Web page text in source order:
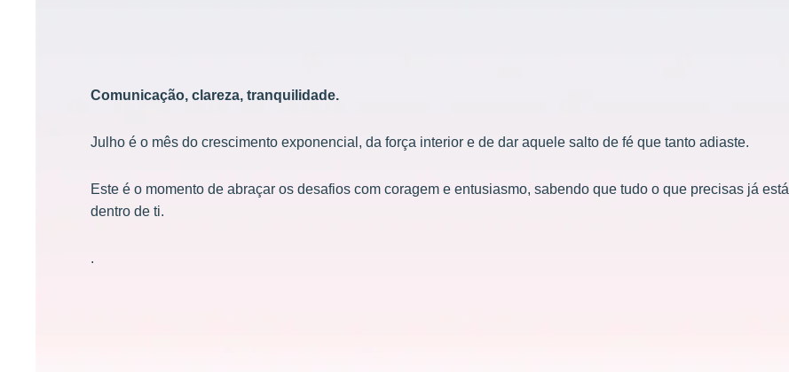
Comunicação, clareza, tranquilidade.
Julho é o mês do crescimento exponencial, da força interior e de dar aquele salto de fé que tanto adiaste.
Este é o momento de abraçar os desafios com coragem e entusiasmo, sabendo que tudo o que precisas já está
dentro de ti.
.